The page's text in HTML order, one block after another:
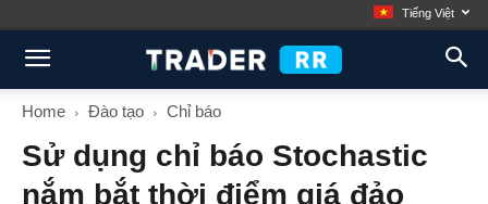
Tiếng Việt
Home Đào tạo Chỉ báo
Sử dụng chỉ báo Stochastic
nắm bắt thời điểm giá đảo